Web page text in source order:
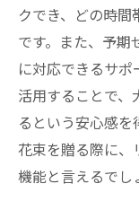
クでき、どの時
です。また、予期
に対応できるサポ
活用することで
るという安心感
花束を贈る際に、
機能と言えるでし